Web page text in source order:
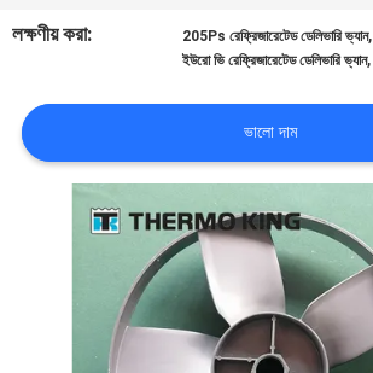
আমাদের
যোগাযোগ
SITEMAP
লক্ষণীয় করা:
205Ps রেফ্রিজারেটেড ডেলিভারি ভ্যান,
ইউরো ভি রেফ্রিজারেটেড ডেলিভারি ভ্যান,
ভালো দাম